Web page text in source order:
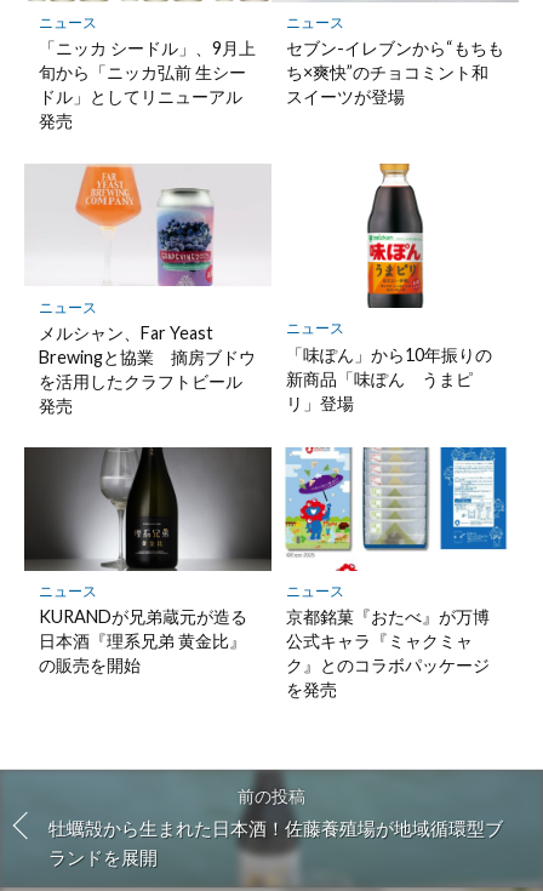
保
存
ニュース
「ニッカ シードル」、9月上
旬から「ニッカ弘前 生シー
ドル」としてリニューアル
発売
ニュース
セブン-イレブンから“もちも
ち×爽快”のチョコミント和
スイーツが登場
ニュース
メルシャン、Far Yeast
Brewingと協業 摘房ブドウ
を活用したクラフトビール
発売
ニュース
「味ぽん」から10年振りの
新商品「味ぽん うまピ
リ」登場
ニュース
KURANDが兄弟蔵元が造る
日本酒『理系兄弟 黄金比』
の販売を開始
ニュース
京都銘菓『おたべ』が万博
公式キャラ『ミャクミャ
ク』とのコラボパッケージ
を発売
前の投稿
牡蠣殻から生まれた日本酒！佐藤養殖場が地域循環型ブ
ランドを展開